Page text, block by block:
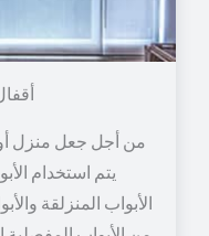
من أجل جعل منزل أو
يتم استخدام
الأبواب المنزلقة